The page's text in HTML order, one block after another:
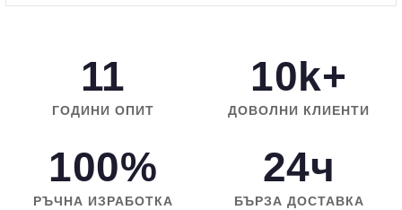
11
ГОДИНИ ОПИТ
10k+
ДОВОЛНИ КЛИЕНТИ
100%
РЪЧНА ИЗРАБОТКА
24ч
БЪРЗА ДОСТАВКА